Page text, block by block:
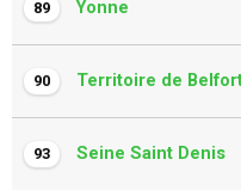
89 Yonne
90 Territoire de
93 Seine Saint Denis